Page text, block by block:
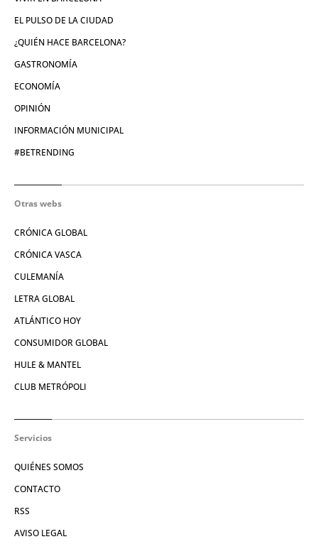
EL PULSO DE LA CIUDAD
¿QUIÉN HACE BARCELONA?
GASTRONOMÍA
ECONOMÍA
OPINIÓN
INFORMACIÓN MUNICIPAL
#BETRENDING
Otras webs
CRÓNICA GLOBAL
CRÓNICA VASCA
CULEMANÍA
LETRA GLOBAL
ATLÁNTICO HOY
CONSUMIDOR GLOBAL
HULE & MANTEL
CLUB METRÓPOLI
Servicios
QUIÉNES SOMOS
CONTACTO
RSS
AVISO LEGAL